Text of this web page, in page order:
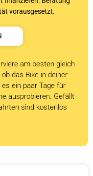
vorausgesetzt.
am besten gleich
das Bike in deiner
ein paar Tage für
ausprobieren. Gefällt
sind kostenlos